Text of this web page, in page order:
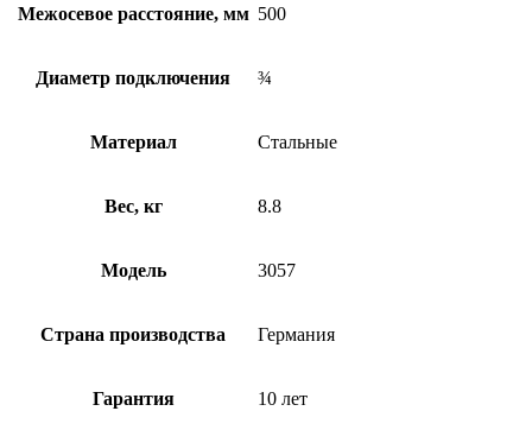
Межосевое расстояние, мм 500
Диаметр подключения ¾
Материал Стальные
Вес, кг 8.8
Модель 3057
Страна производства Германия
Гарантия 10 лет